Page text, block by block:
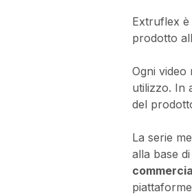
Extruflex
prodotto
Ogni video
utilizzo. In
del
La serie
alla base